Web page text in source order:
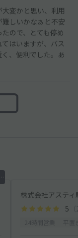
変かと思い、利用
しいかなぁと不安
ので、とても停め
はいますが、バス
、便利でした。あ
天神までアクセス抜群です
株式会社アスティ
5